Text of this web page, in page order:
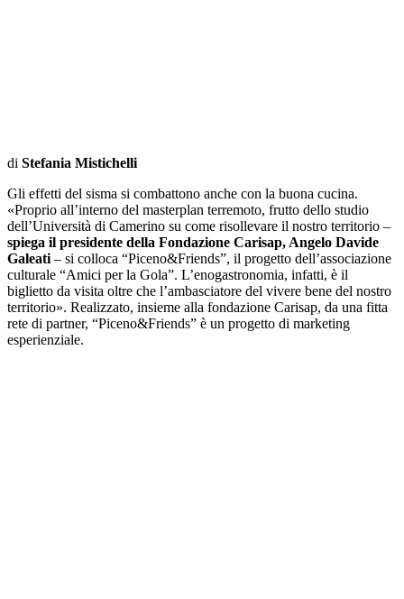
di Stefania Mistichelli
Gli effetti del sisma si combattono anche con la buona cucina.
«Proprio all’interno del masterplan terremoto, frutto dello studio
dell’Università di Camerino su come risollevare il nostro territorio –
spiega il presidente della Fondazione Carisap, Angelo Davide
Galeati – si colloca “Piceno&Friends”, il progetto dell’associazione
culturale “Amici per la Gola”. L’enogastronomia, infatti, è il
biglietto da visita oltre che l’ambasciatore del vivere bene del nostro
territorio». Realizzato, insieme alla fondazione Carisap, da una fitta
rete di partner, “Piceno&Friends” è un progetto di marketing
esperienziale.